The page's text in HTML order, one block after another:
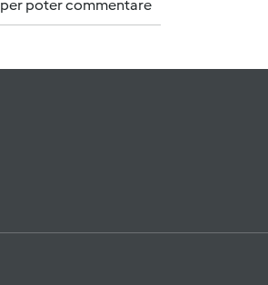
per poter commentare